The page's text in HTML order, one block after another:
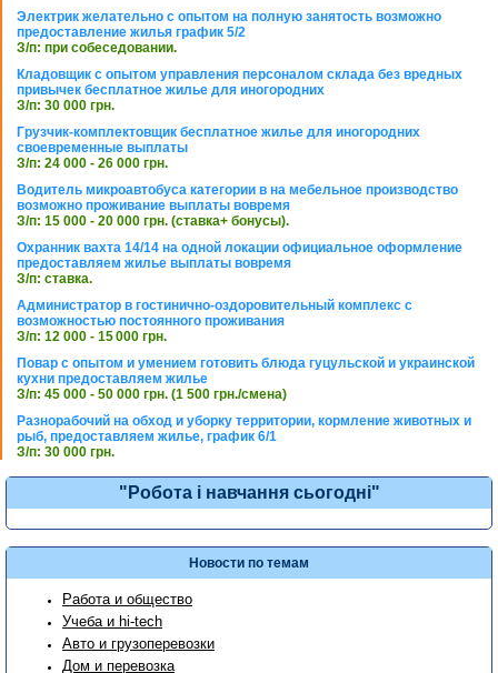
Электрик желательно с опытом на полную занятость возможно
предоставление жилья график 5/2
З/п: при собеседовании.
Кладовщик с опытом управления персоналом склада без вредных
привычек бесплатное жилье для иногородних
З/п: 30 000 грн.
Грузчик-комплектовщик бесплатное жилье для иногородних
своевременные выплаты
З/п: 24 000 - 26 000 грн.
Водитель микроавтобуса категории в на мебельное производство
возможно проживание выплаты вовремя
З/п: 15 000 - 20 000 грн. (ставка+ бонусы).
Охранник вахта 14/14 на одной локации официальное оформление
предоставляем жилье выплаты вовремя
З/п: ставка.
Администратор в гостинично-оздоровительный комплекс с
возможностью постоянного проживания
З/п: 12 000 - 15 000 грн.
Повар с опытом и умением готовить блюда гуцульской и украинской
кухни предоставляем жилье
З/п: 45 000 - 50 000 грн. (1 500 грн./смена)
Разнорабочий на обход и уборку территории, кормление животных и
рыб, предоставляем жилье, график 6/1
З/п: 30 000 грн.
"Робота і навчання сьогодні"
Новости по темам
Работа и общество
Учеба и hi-tech
Авто и грузоперевозки
Дом и перевозка